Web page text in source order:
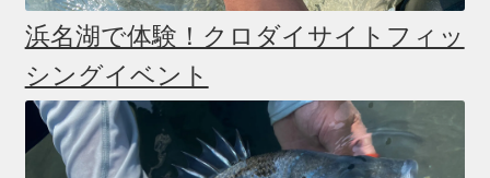
浜名湖で体験！クロダイサイトフィッ
シングイベント